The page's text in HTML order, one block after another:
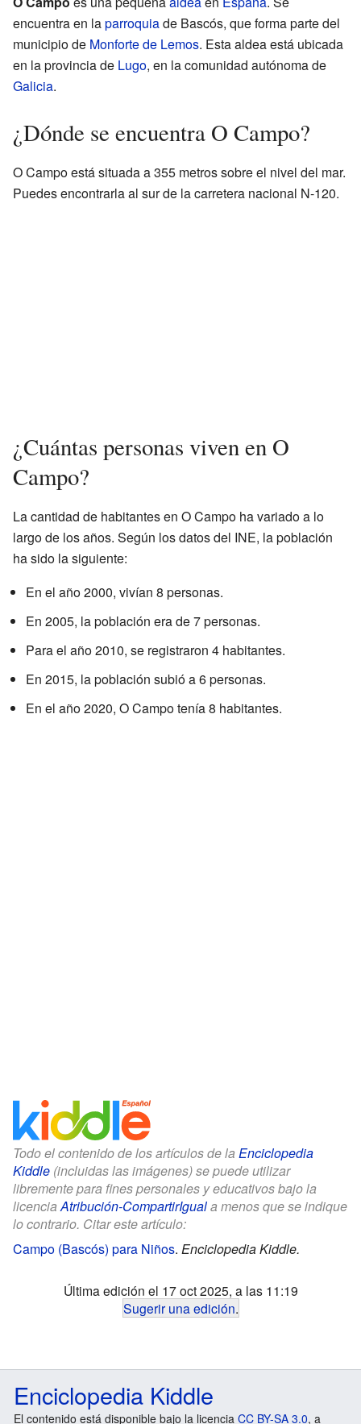
encuentra en laparroquiade Bascós, que forma parte del
municipio de Monforte de Lemos. Esta aldea está ubicada
en la provincia de Lugo, en la comunidad autónoma de
Galicia.
¿Dónde se encuentra O Campo?
O Campo está situada a 355 metros sobre el nivel del mar.
Puedes encontrarla al sur de la carretera nacional N-120.
¿Cuántas personas viven en O
Campo?
La cantidad de habitantes en O Campo ha variado a lo
largo de los años. Según los datos del INE, la población
ha sido la siguiente:
En el año 2000, vivían 8 personas.
En 2005, la población era de 7 personas.
Para el año 2010, se registraron 4 habitantes.
En 2015, la población subió a 6 personas.
En el año 2020, O Campo tenía 8 habitantes.
Todo el contenido de los artículos de la Enciclopedia
Kiddle (incluidas las imágenes) se puede utilizar
libremente para fines personales y educativos bajo la
licenciaAtribución-CompartirIguala menos que se indique
lo contrario. Citar este artículo:
Campo (Bascós) para Niños. Enciclopedia Kiddle.
Última edición el 17 oct 2025, a las 11:19
Sugerir una edición.
Enciclopedia Kiddle
El contenido está disponible bajo la licencia CC BY-SA 3.0, a